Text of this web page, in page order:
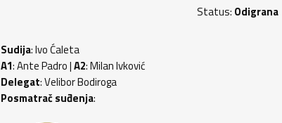
Status: Odigrana
Sudija: Ivo Ćaleta
A1: Ante Padro |A2: Milan Ivković
Delegat: Velibor Bodiroga
Posmatrač suđenja: